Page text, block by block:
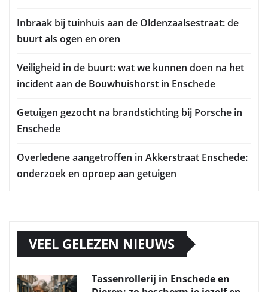
Inbraak bij tuinhuis aan de Oldenzaalsestraat: de
buurt als ogen en oren
Veiligheid in de buurt: wat we kunnen doen na het
incident aan de Bouwhuishorst in Enschede
Getuigen gezocht na brandstichting bij Porsche in
Enschede
Overledene aangetroffen in Akkerstraat Enschede:
onderzoek en oproep aan getuigen
VEEL GELEZEN NIEUWS
Tassenrollerij in Enschede en